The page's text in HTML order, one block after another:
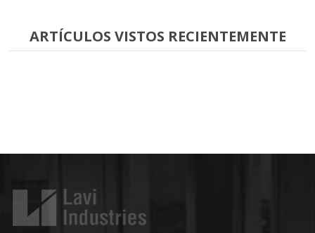
ARTÍCULOS VISTOS RECIENTEMENTE